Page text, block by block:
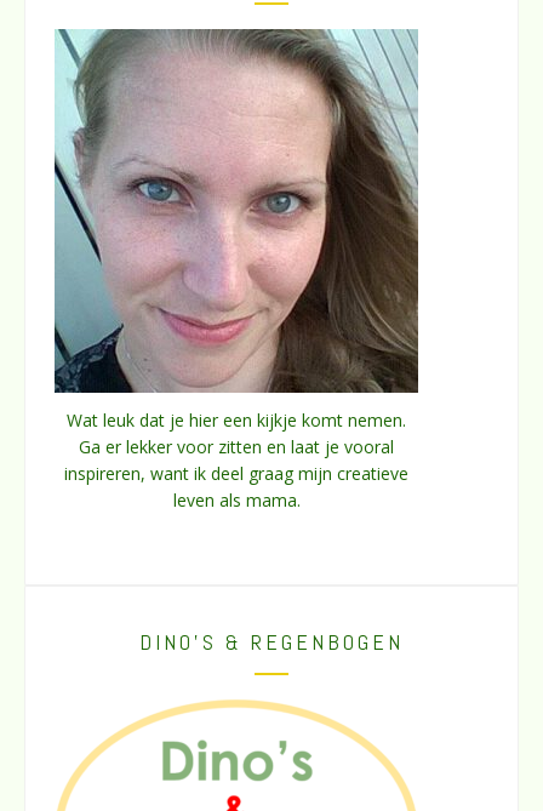
Wat leuk dat je hier een kijkje komt nemen.
Ga er lekker voor zitten en laat je vooral
inspireren, want ik deel graag mijn creatieve
leven als mama.
DINO’S & REGENBOGEN